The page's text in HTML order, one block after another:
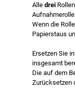
Alledrei
Wenn die
Papierstaus
Ersetzen Sie
insgesamt
Die auf dem
Zurücksetzen